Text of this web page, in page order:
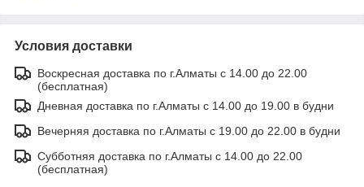
Условия доставки
Воскресная доставка по г.Алматы с 14.00 до 22.00
(бесплатная)
Дневная доставка по г.Алматы с 14.00 до 19.00 в будни
Вечерняя доставка по г.Алматы с 19.00 до 22.00 в будни
Субботняя доставка по г.Алматы с 14.00 до 22.00
(бесплатная)